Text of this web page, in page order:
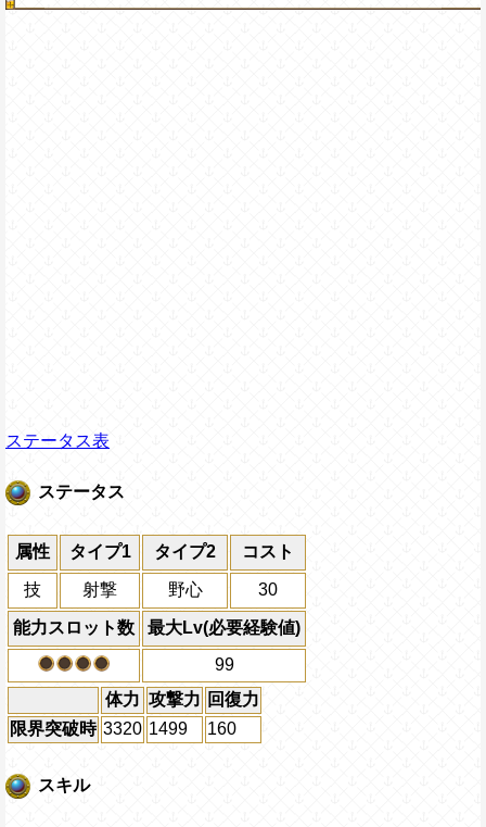
ステータス表
ステータス
属性 タイプ1 タイプ2 コスト
技 射撃 野心 30
能力スロット数
最大Lv(必要経験値)
99
体力 攻撃力 回復力
限界突破時 3320 1499 160
スキル